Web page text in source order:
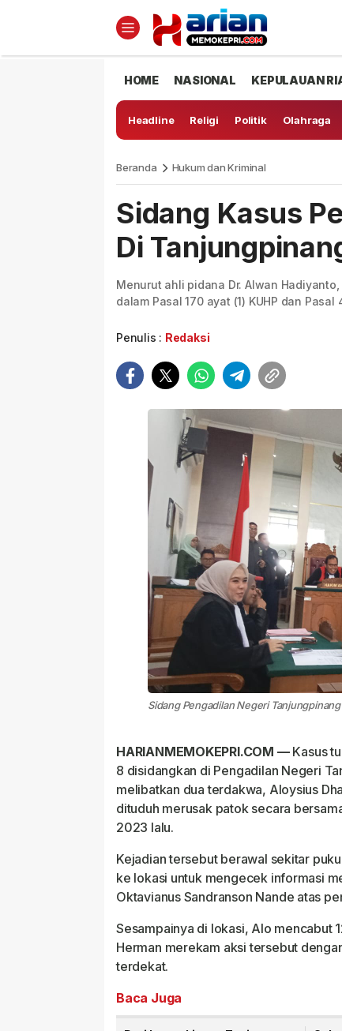
HOME NASIONAL KEPULAUAN
Headline Religi Politik Olahraga
Beranda Hukum dan Kriminal
Sidang Kasus
Di
Menurut ahli pidana Dr. Alwan
dalam Pasal 170 ayat (1) KUHP dan Pasal
Penulis : Redaksi
Sidang Pengadilan Negeri
HARIANMEMOKEPRI.COM —Kasus
8 disidangkan di Pengadilan Negeri
melibatkan dua terdakwa, Aloysius
dituduh merusak patok secara
2023 lalu.
Kejadian tersebut berawal sekitar
ke lokasi untuk mengecek informasi
Oktavianus Sandranson Nande atas
Sesampainya di lokasi, Alo mencabut
Herman merekam aksi tersebut
terdekat.
Baca Juga